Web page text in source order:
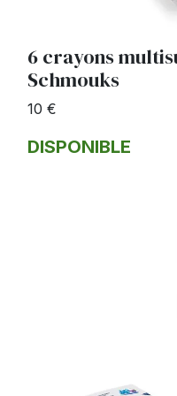
6 crayons
Schmouks
10 €
DISPONIBLE